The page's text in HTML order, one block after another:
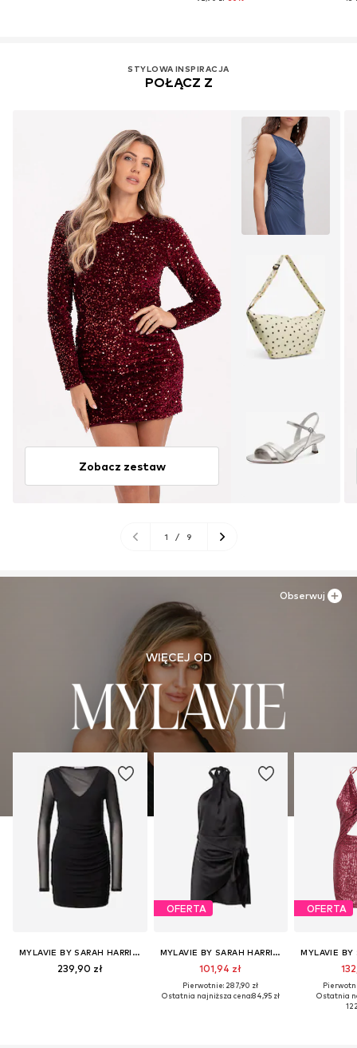
STYLOWA INSPIRACJA
POŁĄCZ Z
Zobacz zestaw
1 / 9
WIĘCEJ OD
MYLAVIE BY SARAH HARRISON
239,90 zł
OFERTA
MYLAVIE BY SARAH HARRISON
101,94 zł
Pierwotnie: 287,90 zł
Ostatnia najniższa cena:84,95 zł
OFERTA
Ostatnia
Obserwuj